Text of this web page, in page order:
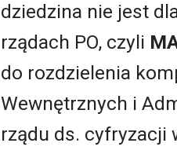
dziedzina nie jest
rządach PO, czyli
do rozdzielenia
Wewnętrznych i
rządu ds. cyfryzacji